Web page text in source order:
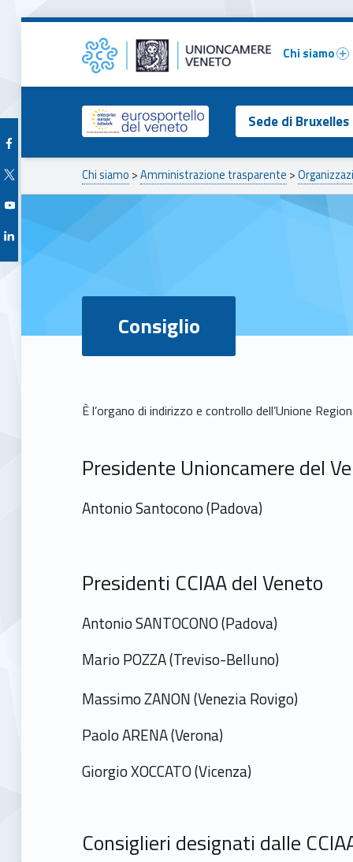
Consiglio – Unioncamere del Veneto Unioncamere del Veneto
Primary Menu
Chi siamo
Header info sidebar Sede di Bruxelles
Facebook Unioncamere Veneto
Twitter Unioncamere Veneto
Youtube Unioncamere Veneto
Linkedin Unioncamere Veneto
Breadcrumbs navigation
Chi siamo >Amministrazione trasparente >
Consiglio
C
o
n
i
g
l
i
o
È l’organo di indirizzo e controllo dell’Unione
Presidente Unioncamere del
Antonio Santocono (Padova)
Presidenti CCIAA del Veneto
Antonio SANTOCONO (Padova)
Mario POZZA (Treviso-Belluno)
Massimo ZANON (Venezia Rovigo)
Paolo ARENA (Verona)
Giorgio XOCCATO (Vicenza)
Consiglieri designati dalle